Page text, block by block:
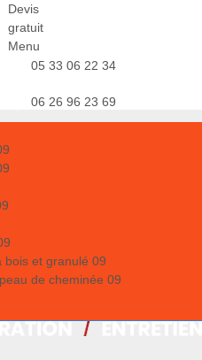
Devis
gratuit
Menu
05 33 06 22 34
06 26 96 23 69
bois et granulé 09
de cheminée 09